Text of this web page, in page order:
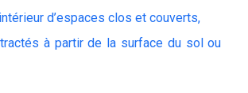
d’espaces clos et couverts,
à partir de la surface du sol ou